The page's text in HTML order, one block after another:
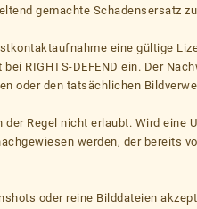
gemachte Schadensersatz
eine gültige
RIGHTS-DEFEND ein. Der
oder den tatsächlichen
der Regel nicht erlaubt. Wird
werden, der bereits
oder reine Bilddateien